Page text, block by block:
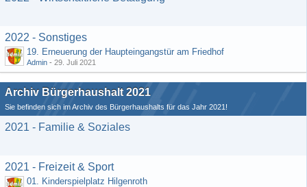
2022 - Sonstiges
19. Erneuerung der Haupteingangstür am Friedhof
Admin - 29. Juli 2021
Archiv Bürgerhaushalt 2021
Sie befinden sich im Archiv des Bürgerhaushalts für das Jahr 2021!
2021 - Familie & Soziales
2021 - Freizeit & Sport
01. Kinderspielplatz Hilgenroth